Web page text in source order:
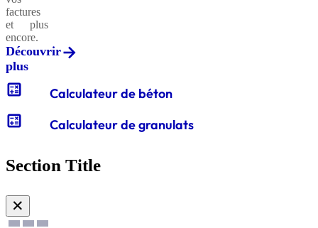
factures
et plus
encore.
Découvrir
plus
calculate Calculateur de béton
calculate Calculateur de granulats
Section Title
✕